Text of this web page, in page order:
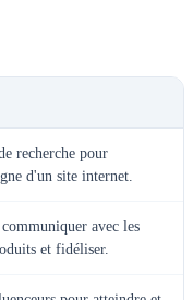
recherche pour
d'un site internet.
avec les
et fidéliser.